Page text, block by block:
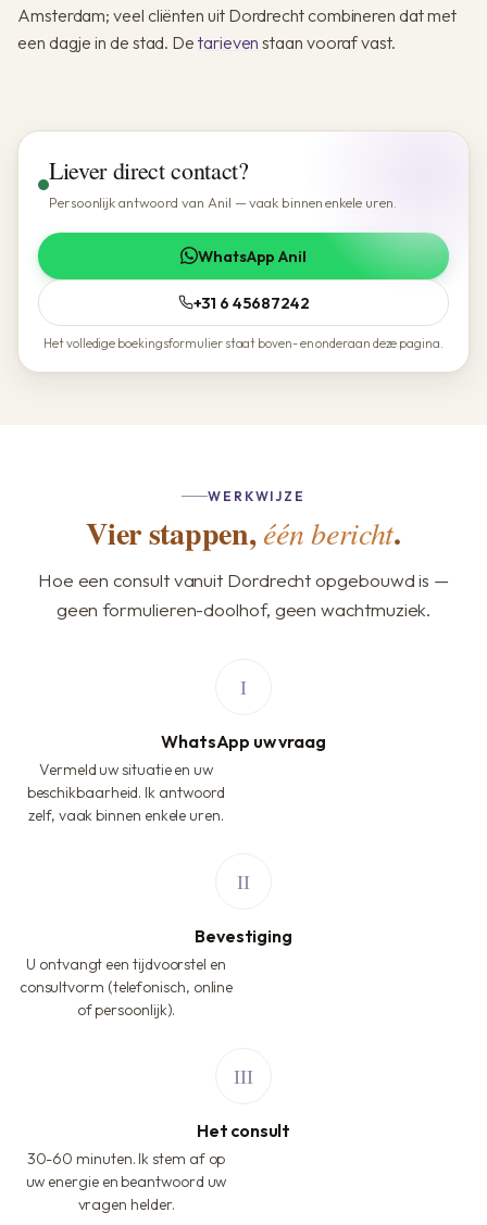
Amsterdam; veel cliënten uit Dordrecht combineren dat met
een dagje in de stad. De tarieven staan vooraf vast.
Liever direct contact?
Persoonlijk antwoord van Anil — vaak binnen enkele uren.
WhatsApp Anil
+31 6 45687242
Het volledige boekingsformulier staat boven- en onderaan deze pagina.
WERKWIJZE
Vier stappen,één bericht.
Hoe een consult vanuit Dordrecht opgebouwd is —
geen formulieren-doolhof, geen wachtmuziek.
WhatsApp uw vraag
Vermeld uw situatie en uw
beschikbaarheid. Ik antwoord
zelf, vaak binnen enkele uren.
Bevestiging
U ontvangt een tijdvoorstel en
consultvorm (telefonisch, online
of persoonlijk).
Het consult
30-60 minuten. Ik stem af op
uw energie en beantwoord uw
vragen helder.